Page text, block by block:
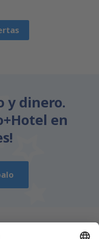
y dinero.
en